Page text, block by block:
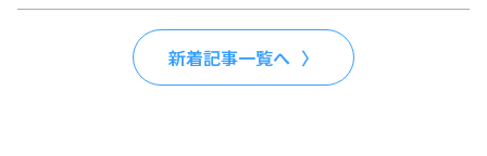
新着記事一覧へ